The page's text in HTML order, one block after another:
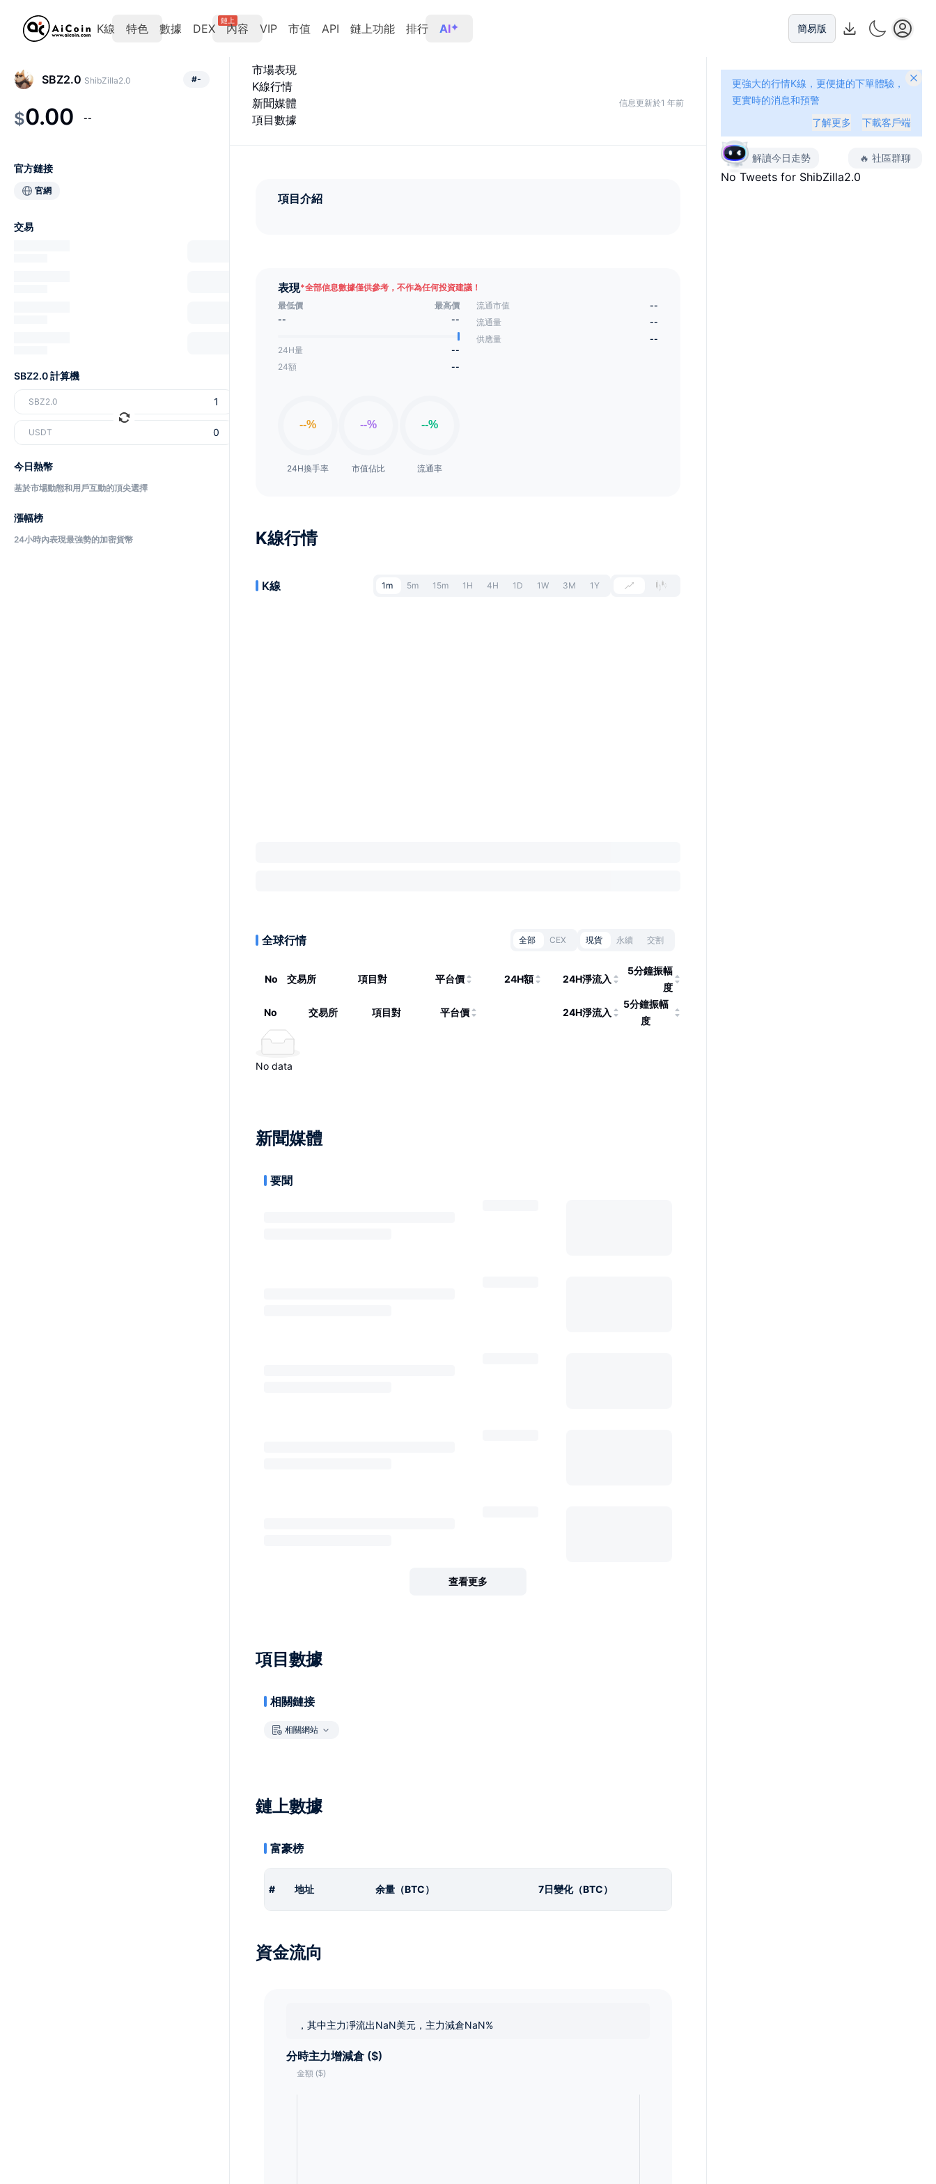
K線 特色 數據 DEX
鏈上
內容 VIP 市值 API 鏈上功能 排行 AI 簡易版
市場表現
K線行情
新聞媒體
項目數據
信息更新於1 年前
項目介紹
表現*全部信息數據僅供參考，不作為任何投資建議！
最低價
最高價
--
--
24H量
--
24額
--
24H換手率 市值佔比 流通率
流通市值
--
流通量
--
供應量
--
K線行情
K線 1m 5m 15m 1H 4H 1D 1W 3M 1Y
全球行情 全部 CEX 現貨 永續 交割
No 交易所 項目對 平台價 24H額 24H淨流入
5分鐘振幅
度
No 交易所 項目對 平台價 24H淨流入
5分鐘振幅
度
No data
SBZ2.0 ShibZilla2.0 #-
$0.00 --
官方鏈接
官網
交易
SBZ2.0 計算機
SBZ2.0
USDT
今日熱幣
基於市場動態和用戶互動的頂尖選擇
漲幅榜
24小時內表現最強勢的加密貨幣
更強大的行情K線，更便捷的下單體驗，
更實時的消息和預警
了解更多
下載客戶端
解讀今日走勢 🔥 社區群聊
No Tweets for ShibZilla2.0
新聞媒體
要聞
查看更多
項目數據
相關鏈接
相關網站
鏈上數據
富豪榜
# 地址 余量（BTC） 7日變化（BTC）
資金流向
，其中主力凈流出NaN美元，主力減倉NaN%
分時主力增減倉 ($)